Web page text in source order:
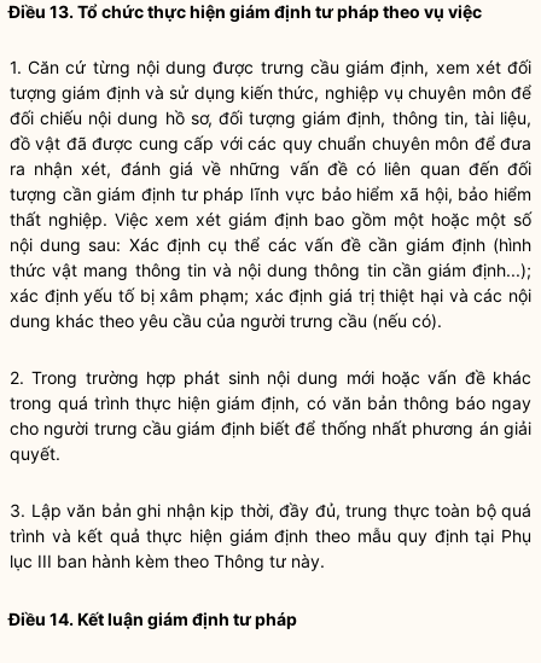
Điều 13. Tổ chức thực hiện giám định tư pháp theo vụ việc
1. Căn cứ từng nội dung được trưng cầu giám định, xem xét đối
tượng giám định và sử dụng kiến thức, nghiệp vụ chuyên môn để
đối chiếu nội dung hồ sơ, đối tượng giám định, thông tin, tài liệu,
đồ vật đã được cung cấp với các quy chuẩn chuyên môn để đưa
ra nhận xét, đánh giá về những vấn đề có liên quan đến đối
tượng cần giám định tư pháp lĩnh vực bảo hiểm xã hội, bảo hiểm
thất nghiệp. Việc xem xét giám định bao gồm một hoặc một số
nội dung sau: Xác định cụ thể các vấn đề cần giám định (hình
thức vật mang thông tin và nội dung thông tin cần giám định...);
xác định yếu tố bị xâm phạm; xác định giá trị thiệt hại và các nội
dung khác theo yêu cầu của người trưng cầu (nếu có).
2. Trong trường hợp phát sinh nội dung mới hoặc vấn đề khác
trong quá trình thực hiện giám định, có văn bản thông báo ngay
cho người trưng cầu giám định biết để thống nhất phương án giải
quyết.
3. Lập văn bản ghi nhận kịp thời, đầy đủ, trung thực toàn bộ quá
trình và kết quả thực hiện giám định theo mẫu quy định tại Phụ
lục III ban hành kèm theo Thông tư này.
Điều 14. Kết luận giám định tư pháp